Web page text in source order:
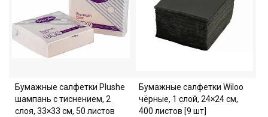
Бумажные салфетки Plushe
шампань с тиснением, 2
слоя, 33×33 см, 50 листов
Бумажные салфетки Wiloo
чёрные, 1 слой, 24×24 см,
400 листов [9 шт]